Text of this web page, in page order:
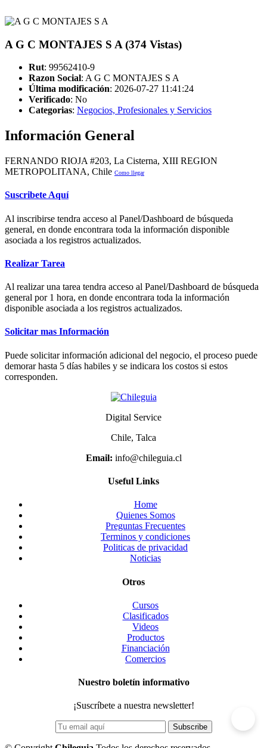
A G C MONTAJES S A (374 Vistas)
Rut: 99562410-9
Razon Social: A G C MONTAJES S A
Última modificación: 2026-07-27 11:41:24
Verificado: No
Categorias: Negocios, Profesionales y Servicios
Información General
FERNANDO RIOJA #203, La Cisterna, XIII REGION
METROPOLITANA, Chile Como llegar
Suscribete Aquí
Al inscribirse tendra acceso al Panel/Dashboard de búsqueda
general, en donde encontrara toda la información disponible
asociada a los registros actualizados.
Realizar Tarea
Al realizar una tarea tendra acceso al Panel/Dashboard de búsqueda
general por 1 hora, en donde encontrara toda la información
disponible asociada a los registros actualizados.
Solicitar mas Información
Puede solicitar información adicional del negocio, el proceso puede
demorar hasta 5 días habiles y se indicara los costos si estos
corresponden.
Digital Service
Chile, Talca
Email: info@chileguia.cl
Useful Links
Home
Quienes Somos
Preguntas Frecuentes
Terminos y condiciones
Politicas de privacidad
Noticias
Otros
Cursos
Clasificados
Videos
Productos
Financiación
Comercios
Nuestro boletín informativo
¡Suscríbete a nuestra newsletter!